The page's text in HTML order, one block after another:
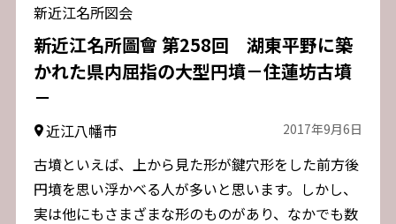
新近江名所図会
新近江名所圖會 第258回 湖東平野に築
かれた県内屈指の大型円墳－住蓮坊古墳
－
近江八幡市 2017年9月6日
古墳といえば、上から見た形が鍵穴形をした前方後
円墳を思い浮かべる人が多いと思います。しかし、
実は他にもさまざまな形のものがあり、なかでも数